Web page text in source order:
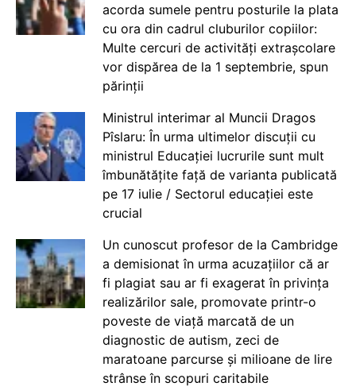
acorda sumele pentru posturile la plata
cu ora din cadrul cluburilor copiilor:
Multe cercuri de activități extrașcolare
vor dispărea de la 1 septembrie, spun
părinții
Ministrul interimar al Muncii Dragos
Pîslaru: În urma ultimelor discuții cu
ministrul Educației lucrurile sunt mult
îmbunătățite față de varianta publicată
pe 17 iulie / Sectorul educației este
crucial
Un cunoscut profesor de la Cambridge
a demisionat în urma acuzațiilor că ar
fi plagiat sau ar fi exagerat în privința
realizărilor sale, promovate printr-o
poveste de viață marcată de un
diagnostic de autism, zeci de
maratoane parcurse și milioane de lire
strânse în scopuri caritabile